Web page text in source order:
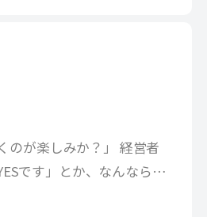
のが楽しみか？」 経営者
です」とか、なんなら
」ぐらい